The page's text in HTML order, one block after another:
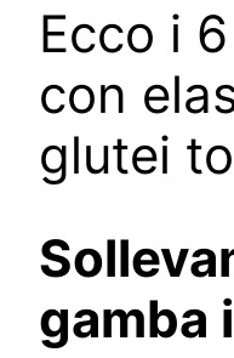
Ecco i
con
glutei
gamba